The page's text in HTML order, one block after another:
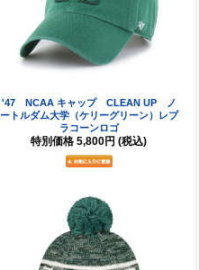
'47 NCAA キャップ CLEAN UP ノ
ートルダム大学（ケリーグリーン）レプ
ラコーンロゴ
特別価格 5,800円 (税込)